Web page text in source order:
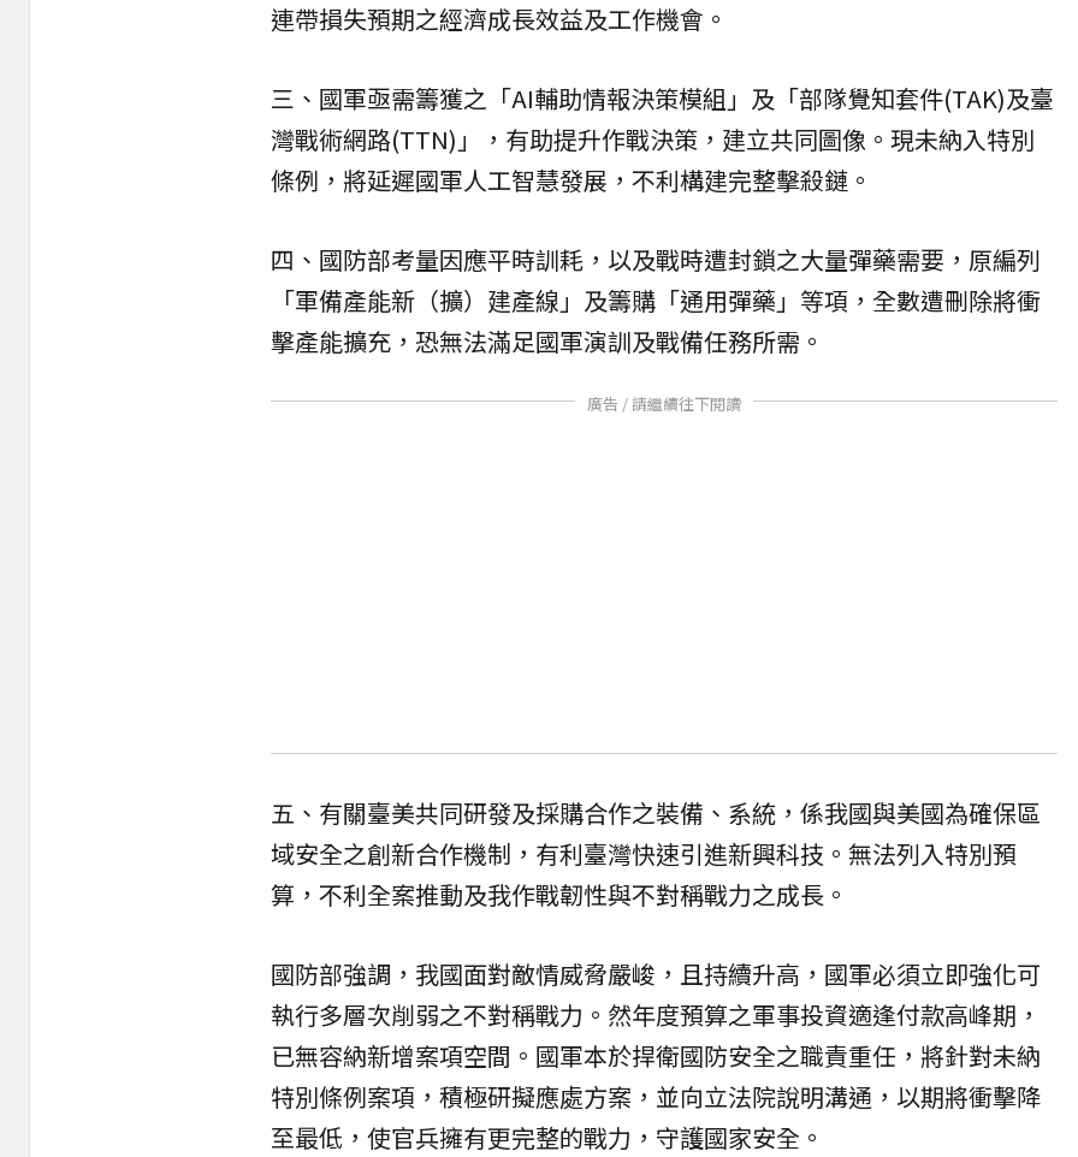
連帶損失預期之經濟成長效益及工作機會。
三、國軍亟需籌獲之「AI輔助情報決策模組」及「部隊覺知套件(TAK)及臺
灣戰術網路(TTN)」，有助提升作戰決策，建立共同圖像。現未納入特別
條例，將延遲國軍人工智慧發展，不利構建完整擊殺鏈。
四、國防部考量因應平時訓耗，以及戰時遭封鎖之大量彈藥需要，原編列
「軍備產能新（擴）建產線」及籌購「通用彈藥」等項，全數遭刪除將衝
擊產能擴充，恐無法滿足國軍演訓及戰備任務所需。
廣告 / 請繼續往下閱讀
五、有關臺美共同研發及採購合作之裝備、系統，係我國與美國為確保區
域安全之創新合作機制，有利臺灣快速引進新興科技。無法列入特別預
算，不利全案推動及我作戰韌性與不對稱戰力之成長。
國防部強調，我國面對敵情威脅嚴峻，且持續升高，國軍必須立即強化可
執行多層次削弱之不對稱戰力。然年度預算之軍事投資適逢付款高峰期，
已無容納新增案項空間。國軍本於捍衛國防安全之職責重任，將針對未納
特別條例案項，積極研擬應處方案，並向立法院說明溝通，以期將衝擊降
至最低，使官兵擁有更完整的戰力，守護國家安全。